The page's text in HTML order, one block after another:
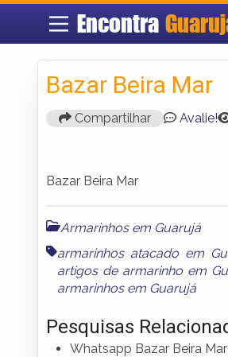
Encontra
Bazar Beira Mar
Compartilhar Avalie!
Bazar Beira Mar
Armarinhos em Guarujá
armarinhos atacado em
artigos de armarinho em
armarinhos em Guarujá
Pesquisas
Whatsapp Bazar Beira Mar